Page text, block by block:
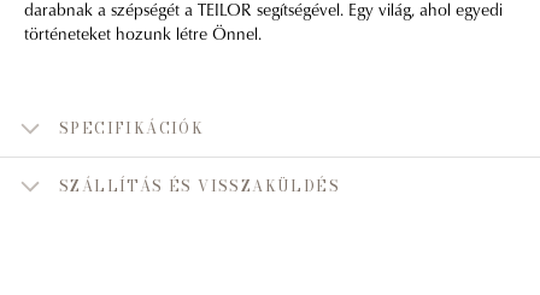
darabnak a szépségét a TEILOR segítségével. Egy világ, ahol egyedi
történeteket hozunk létre Önnel.
SPECIFIKÁCIÓK
SZÁLLÍTÁS ÉS VISSZAKÜLDÉS